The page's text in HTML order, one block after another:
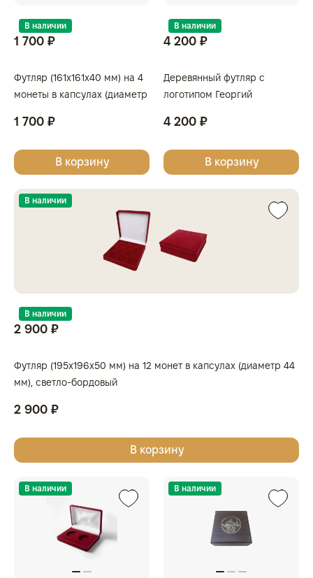
В наличии
1 700 ₽
Футляр (161x161x40 мм) на 4
монеты в капсулах (диаметр
1 700 ₽
В корзину
В наличии
4 200 ₽
Деревянный футляр с
логотипом Георгий
капсулах
4 200 ₽
В корзину
В наличии
В наличии
2 900 ₽
Футляр (195x196x50 мм) на 12 монет в капсулах (диаметр 44
мм), светло-бордовый
2 900 ₽
В корзину
В наличии В наличии